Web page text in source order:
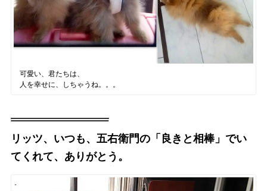
可愛い、君たちは、
人を幸せに、しちゃうね。。。
リッツ、いつも、五右衛門の「良きと相棒」でい
てくれて、ありがとう。